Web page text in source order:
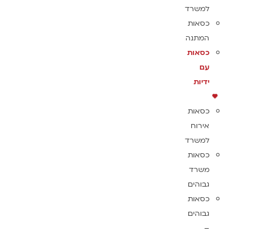
למשרד
כסאות
המתנה
כסאות
עם
ידיות
כסאות
אירוח
למשרד
כסאות
משרד
גבוהים
כסאות
גבוהים
–